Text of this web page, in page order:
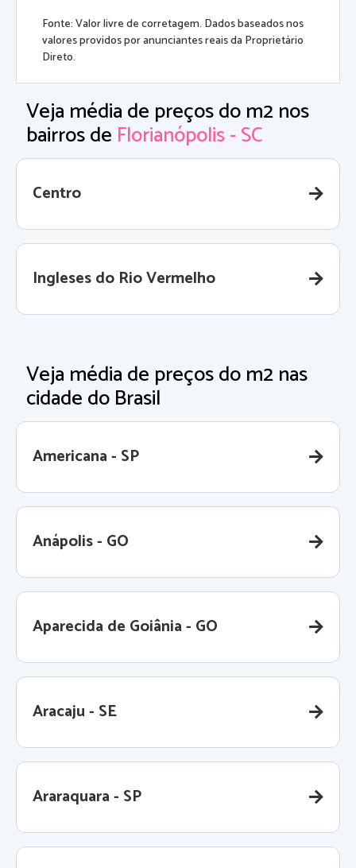
Fonte: Valor livre de corretagem. Dados baseados nos
valores providos por anunciantes reais da Proprietário
Direto.
Veja média de preços do m2 nos
bairros de Florianópolis - SC
Centro
Ingleses do Rio Vermelho
Veja média de preços do m2 nas
cidade do Brasil
Americana - SP
Anápolis - GO
Aparecida de Goiânia - GO
Aracaju - SE
Araraquara - SP